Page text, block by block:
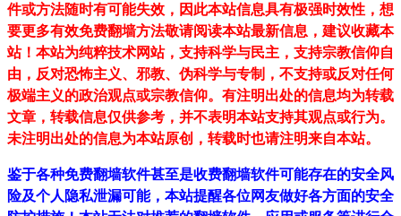
件或方法随时有可能失效，因此本站信息具有极强时效性，想
要更多有效免费翻墙方法敬请阅读本站最新信息，建议收藏本
站！ 本站为纯粹技术网站，支持科学与民主，支持宗教信仰自
由，反对恐怖主义、邪教、伪科学与专制，不支持或反对任何
极端主义的政治观点或宗教信仰。有注明出处的信息均为转载
文章，转载信息仅供参考，并不表明本站支持其观点或行为。
未注明出处的信息为本站原创，转载时也请注明来自本站。
鉴于各种免费翻墙软件甚至是收费翻墙软件可能存在的安全风
险及个人隐私泄漏可能，本站提醒各位网友做好各方面的安全